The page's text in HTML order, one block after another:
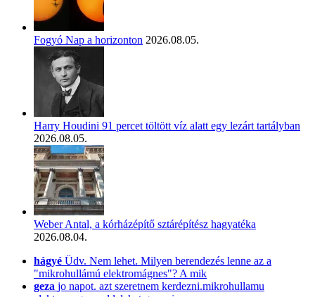
Fogyó Nap a horizonton 2026.08.05.
Harry Houdini 91 percet töltött víz alatt egy lezárt tartályban
2026.08.05.
Weber Antal, a kórházépítő sztárépítész hagyatéka
2026.08.04.
hágyé Üdv. Nem lehet. Milyen berendezés lenne az a
"mikrohullámú elektromágnes"? A mik
geza jo napot. azt szeretnem kerdezni.mikrohullamu